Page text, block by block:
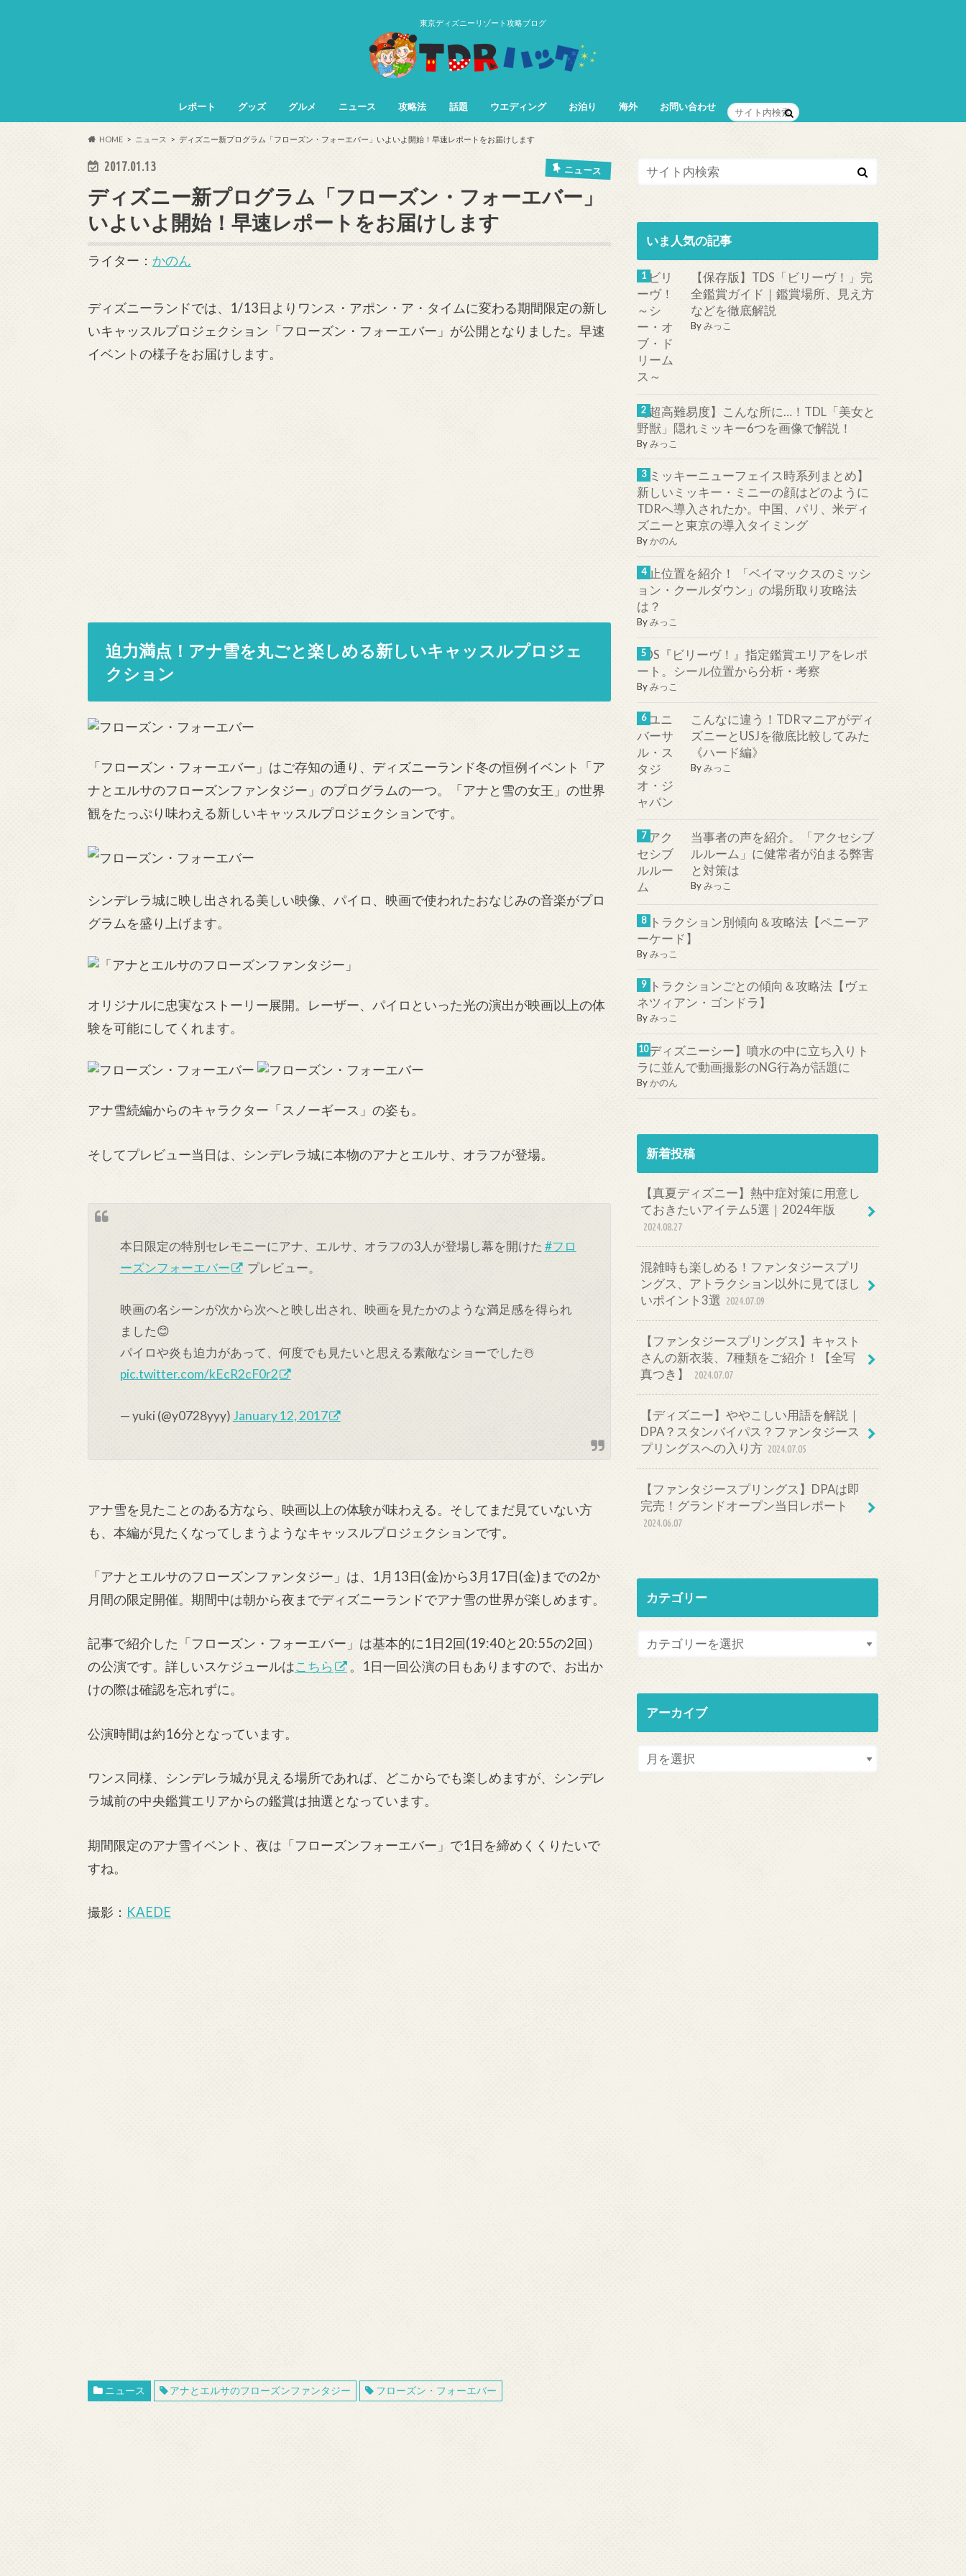
東京ディズニーリゾート攻略ブログ
レポート グッズ グルメ ニュース 攻略法 話題 ウエディング お泊り 海外 お問い合わせ
HOME ニュース ディズニー新プログラム「フローズン・フォーエバー」いよいよ開始！早速レポートをお届けします
2017.01.13 ニュース
ディズニー新プログラム「フローズン・フォーエバー」
いよいよ開始！早速レポートをお届けします
ライター： かのん
ディズニーランドでは、1/13日よりワンス・アポン・ア・タイムに変わる期間限定の新し
いキャッスルプロジェクション「フローズン・フォーエバー」が公開となりました。早速
イベントの様子をお届けします。
迫力満点！アナ雪を丸ごと楽しめる新しいキャッスルプロジェ
クション
「フローズン・フォーエバー」はご存知の通り、ディズニーランド冬の恒例イベント「ア
ナとエルサのフローズンファンタジー」のプログラムの一つ。「アナと雪の女王」の世界
観をたっぷり味わえる新しいキャッスルプロジェクションです。
シンデレラ城に映し出される美しい映像、パイロ、映画で使われたおなじみの音楽がプロ
グラムを盛り上げます。
オリジナルに忠実なストーリー展開。レーザー、パイロといった光の演出が映画以上の体
験を可能にしてくれます。
アナ雪続編からのキャラクター「スノーギース」の姿も。
そしてプレビュー当日は、シンデレラ城に本物のアナとエルサ、オラフが登場。
本日限定の特別セレモニーにアナ、エルサ、オラフの3人が登場し幕を開けた #フロ
ーズンフォーエバー
プレビュー。
映画の名シーンが次から次へと映し出され、映画を見たかのような満足感を得られ
ました😊
パイロや炎も迫力があって、何度でも見たいと思える素敵なショーでした☃️
pic.twitter.com/kEcR2cF0r2
— yuki (@y0728yyy) January 12, 2017
アナ雪を見たことのある方なら、映画以上の体験が味わえる。そしてまだ見ていない方
も、本編が見たくなってしまうようなキャッスルプロジェクションです。
「アナとエルサのフローズンファンタジー」は、1月13日(金)から3月17日(金)までの2か
月間の限定開催。期間中は朝から夜までディズニーランドでアナ雪の世界が楽しめます。
記事で紹介した「フローズン・フォーエバー」は基本的に1日2回(19:40と20:55の2回）
の公演です。詳しいスケジュールはこちら
。1日一回公演の日もありますので、お出か
けの際は確認を忘れずに。
公演時間は約16分となっています。
ワンス同様、シンデレラ城が見える場所であれば、どこからでも楽しめますが、シンデレ
ラ城前の中央鑑賞エリアからの鑑賞は抽選となっています。
期間限定のアナ雪イベント、夜は「フローズンフォーエバー」で1日を締めくくりたいで
すね。
撮影： KAEDE
ニュース アナとエルサのフローズンファンタジー フローズン・フォーエバー
いま人気の記事
【保存版】TDS「ビリーヴ！」完
全鑑賞ガイド｜鑑賞場所、見え方
などを徹底解説
Byみっこ
【超高難易度】こんな所に…！TDL「美女と
野獣」隠れミッキー6つを画像で解説！
Byみっこ
【ミッキーニューフェイス時系列まとめ】
新しいミッキー・ミニーの顔はどのように
TDRへ導入されたか。中国、パリ、米ディ
ズニーと東京の導入タイミング
Byかのん
停止位置を紹介！ 「ベイマックスのミッシ
ョン・クールダウン」の場所取り攻略法
は？
Byみっこ
TDS『ビリーヴ！』指定鑑賞エリアをレポ
ート。シール位置から分析・考察
Byみっこ
こんなに違う！TDRマニアがディ
ズニーとUSJを徹底比較してみた
《ハード編》
Byみっこ
当事者の声を紹介。「アクセシブ
ルルーム」に健常者が泊まる弊害
と対策は
Byみっこ
アトラクション別傾向＆攻略法【ペニーア
ーケード】
Byみっこ
アトラクションごとの傾向＆攻略法【ヴェ
ネツィアン・ゴンドラ】
Byみっこ
【ディズニーシー】噴水の中に立ち入りト
ラに並んで動画撮影のNG行為が話題に
Byかのん
新着投稿
【真夏ディズニー】熱中症対策に用意し
ておきたいアイテム5選｜2024年版
2024.08.27
混雑時も楽しめる！ファンタジースプリ
ングス、アトラクション以外に見てほし
いポイント3選 2024.07.09
【ファンタジースプリングス】キャスト
さんの新衣装、7種類をご紹介！【全写
真つき】
2024.07.07
【ディズニー】ややこしい用語を解説｜
DPA？スタンバイパス？ファンタジース
プリングスへの入り方 2024.07.05
【ファンタジースプリングス】DPAは即
完売！グランドオープン当日レポート
2024.06.07
カテゴリー
アーカイブ